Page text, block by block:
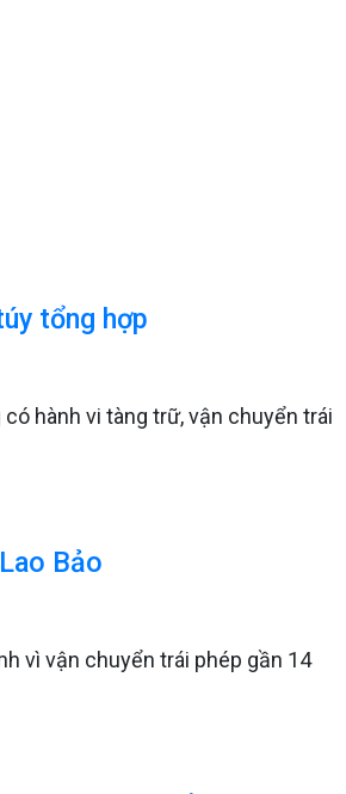
tổng hợp
hành vi tàng trữ, vận chuyển trái
Bảo
vì vận chuyển trái phép gần 14